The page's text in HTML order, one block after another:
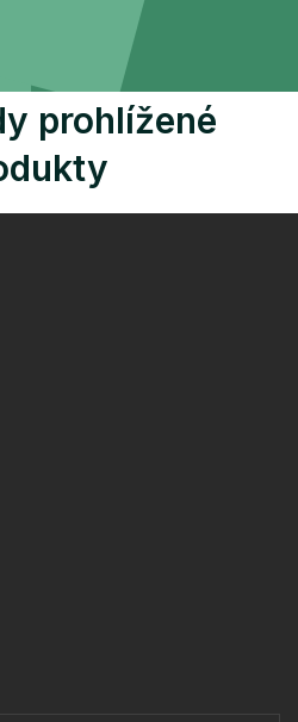
prohlížené